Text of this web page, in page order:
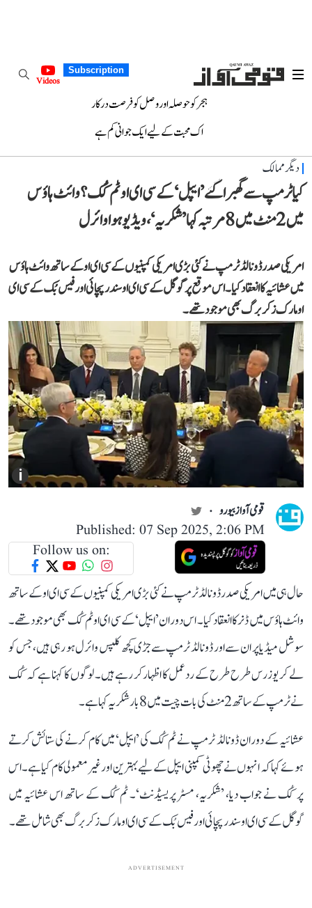
Subscription
Videos
ہجر کو حوصلہ اور وصل کو فرصت درکار
اک محبت کے لیے ایک جوانی کم ہے
دیگر ممالک
کیا ٹرمپ سے گھبرا گئے ’ایپل‘ کے سی ای او ٹم کُک؟ وائٹ ہاؤس
میں 2 منٹ میں 8 مرتبہ کہا ’شکریہ‘، ویڈیو ہوا وائرل
امریکی صدر ڈونالڈ ٹرمپ نے کئی بڑی امریکی کمپنیوں کے سی ای او کے ساتھ وائٹ ہاؤس
میں عشائیہ کا انعقاد کیا۔ اس موقع پر گوگل کے سی ای او سندر پچائی اور فیس بُک کے سی ای
او مارک زکربرگ بھی موجود تھے۔
i
قومی آواز بیورو
Published: 07 Sep 2025, 2:06 PM
Follow us on:
حال ہی میں امریکی صدر ڈونالڈ ٹرمپ نے کئی بڑی امریکی کمپنیوں کے سی ای او کے ساتھ
وائٹ ہاؤس میں ڈنر کا انعقاد کیا۔ اس دوران ’ایپل‘ کے سی ای او ٹم کُک بھی موجود تھے۔
سوشل میڈیا پر ان سے اور ڈونالڈ ٹرمپ سے جڑی کچھ کلپس وائرل ہو رہی ہیں، جس کو
لے کر یوزرس طرح طرح کے ردعمل کا اظہار کر رہے ہیں۔ لوگوں کا کہنا ہے کہ کُک
نے ٹرمپ کے ساتھ 2 منٹ کی بات چیت میں 8 بار شکریہ کہا ہے۔
عشائیہ کے دوران ڈونالڈ ٹرمپ نے ٹم کُک کی ’ایپل‘ میں کام کرنے کی ستائش کرتے
ہوئے کہا کہ انہوں نے چھوٹی کمپنی ایپل کے لیے بہترین اور غیر معمولی کام کیا ہے۔ اس
پر کُک نے جواب دیا، ’شکریہ، مسٹر پریسیڈنٹ‘۔ ٹم کُک کے ساتھ اس عشائیہ میں
گوگل کے سی ای او سندر پچائی اور فیس بُک کے سی ای او مارک زکربرگ بھی شامل تھے۔
ADVERTISEMENT